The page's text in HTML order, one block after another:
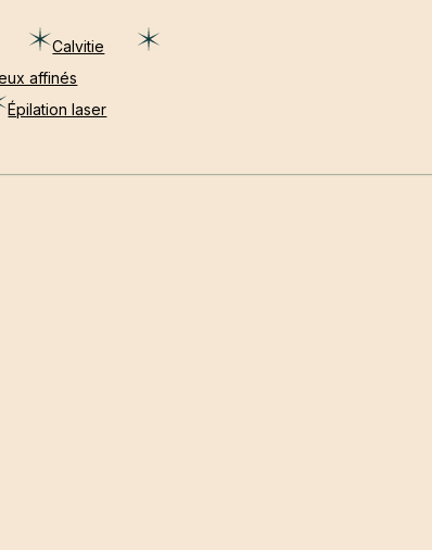
Calvitie
affinés
Épilation laser